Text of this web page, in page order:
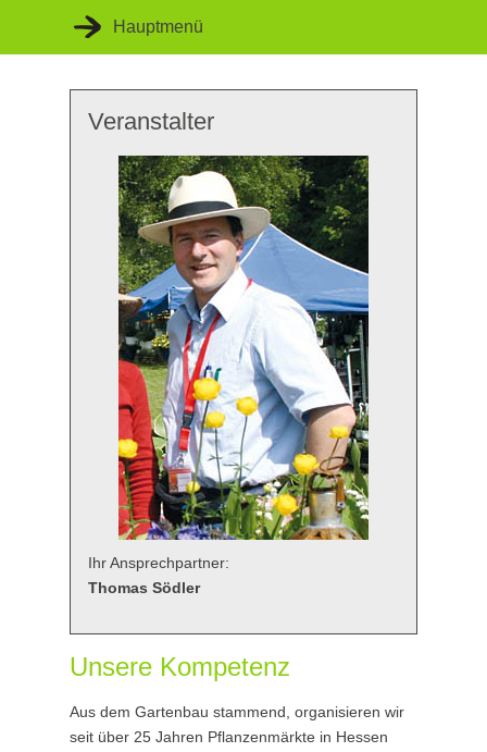
Hauptmenü
Unsere Veranstaltungen
Unser Konzept
Unsere Kompetenz
Veranstalter
Ihr Ansprechpartner:
Thomas Södler
Unsere Kompetenz
Aus dem Gartenbau stammend, organisieren wir
seit über 25 Jahren Pflanzenmärkte in Hessen